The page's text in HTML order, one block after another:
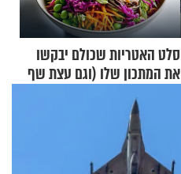
סלט האטריות שכולם יבקשו
את המתכון שלו (וגם עצת שף
להגשת הרוטב)